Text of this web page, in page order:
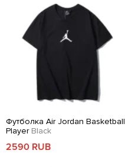
Футболка Air Jordan Basketball
Player Black
2590 RUB